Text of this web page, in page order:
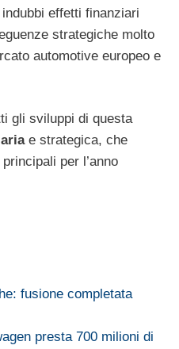
effetti finanziari
strategiche molto
automotive europeo e
gli sviluppi di questa
e strategica, che
per l’anno
fusione completata
presta 700 milioni di